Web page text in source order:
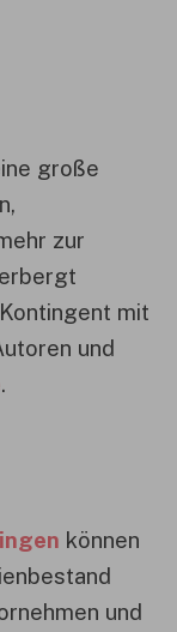
große
zur
mit
und
.
können
und